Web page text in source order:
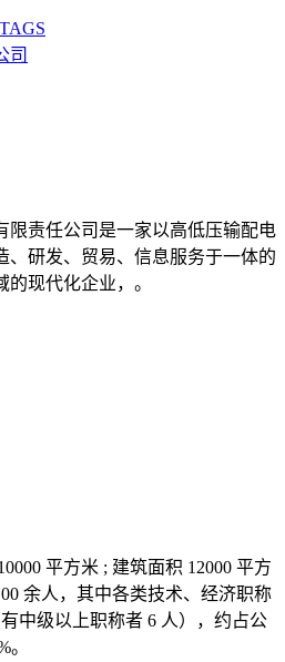
限责任公司是一家以高低压输配电
、研发、贸易、信息服务于一体的
的现代化企业，。
平方米 ; 建筑面积 12000 平方
余人，其中各类技术、经济职称
中级以上职称者 6 人），约占公
。